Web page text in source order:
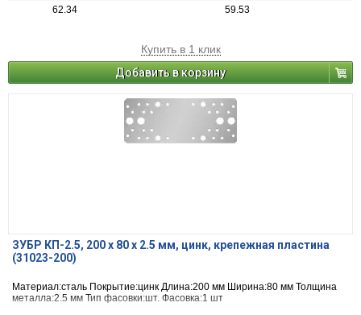
62.34 59.53
Купить в 1 клик
Добавить в корзину
ЗУБР КП-2.5, 200 x 80 x 2.5 мм, цинк, крепежная пластина
(31023-200)
Материал:сталь Покрытие:цинк Длина:200 мм Ширина:80 мм Толщина
металла:2.5 мм Тип фасовки:шт. Фасовка:1 шт